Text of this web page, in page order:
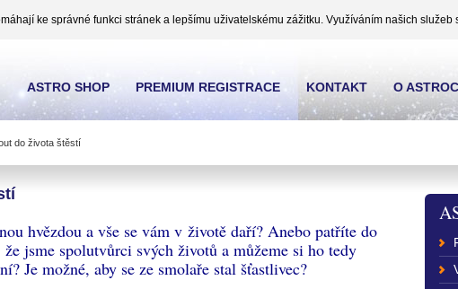
ke správné funkci stránek a lepšímu uživatelskému zážitku. Využíváním našich
do života štěstí
hvězdou a vše se vám v životě daří? Anebo patříte do
jsme spolutvůrci svých životů a můžeme si ho tedy
Je možné, aby se ze smolaře stal šťastlivec?
ASTRO SHOP PREMIUM REGISTRACE KONTAKT O